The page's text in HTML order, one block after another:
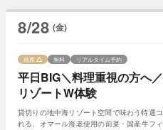
8/28 (金)
平日BIG＼料理重視の方へ
リゾートW体験
残席 無料 リアルタイム予約
貸切りの地中海リゾート空間で味わう特選
れる、オマール海老使用の前菜・国産牛フ